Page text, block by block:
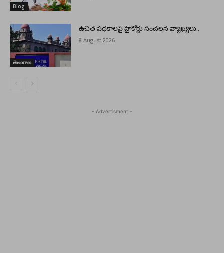
Blog
తెలంగాణ
ఉచిత పథకాలపై హైకోర్టు సంచలన వ్యాఖ్యలు..
8 August 2026
- Advertisment -